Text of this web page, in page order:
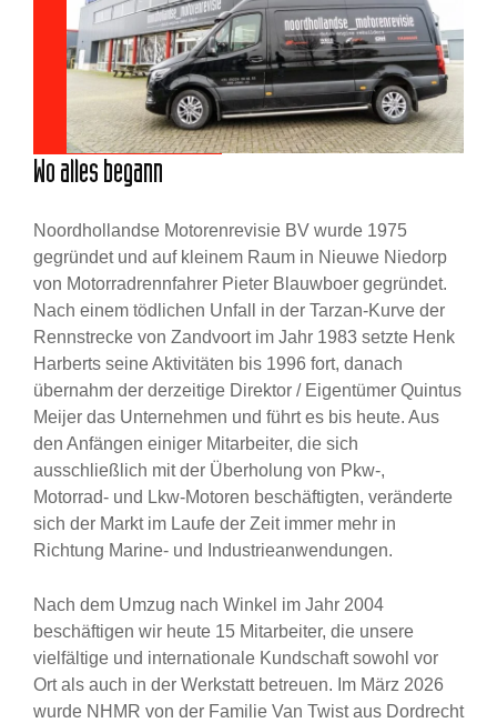
GESCHICHTE
Wo alles begann
Noordhollandse Motorenrevisie BV wurde 1975
gegründet und auf kleinem Raum in Nieuwe Niedorp
von Motorradrennfahrer Pieter Blauwboer gegründet.
Nach einem tödlichen Unfall in der Tarzan-Kurve der
Rennstrecke von Zandvoort im Jahr 1983 setzte Henk
Harberts seine Aktivitäten bis 1996 fort, danach
übernahm der derzeitige Direktor / Eigentümer Quintus
Meijer das Unternehmen und führt es bis heute. Aus
den Anfängen einiger Mitarbeiter, die sich
ausschließlich mit der Überholung von Pkw-,
Motorrad- und Lkw-Motoren beschäftigten, veränderte
sich der Markt im Laufe der Zeit immer mehr in
Richtung Marine- und Industrieanwendungen.
Nach dem Umzug nach Winkel im Jahr 2004
beschäftigen wir heute 15 Mitarbeiter, die unsere
vielfältige und internationale Kundschaft sowohl vor
Ort als auch in der Werkstatt betreuen. Im März 2026
wurde NHMR von der Familie Van Twist aus Dordrecht